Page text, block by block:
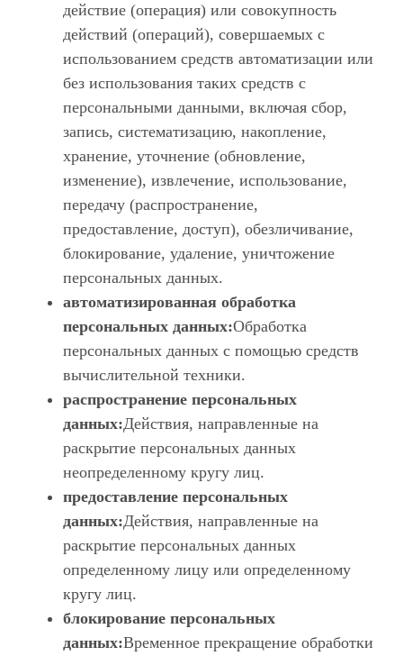
действие (операция) или совокупность
действий (операций), совершаемых с
использованием средств автоматизации или
без использования таких средств с
персональными данными, включая сбор,
запись, систематизацию, накопление,
хранение, уточнение (обновление,
изменение), извлечение, использование,
передачу (распространение,
предоставление, доступ), обезличивание,
блокирование, удаление, уничтожение
персональных данных.
автоматизированная обработка
персональных данных:Обработка
персональных данных с помощью средств
вычислительной техники.
распространение персональных
данных:Действия, направленные на
раскрытие персональных данных
неопределенному кругу лиц.
предоставление персональных
данных:Действия, направленные на
раскрытие персональных данных
определенному лицу или определенному
кругу лиц.
блокирование персональных
данных:Временное прекращение обработки